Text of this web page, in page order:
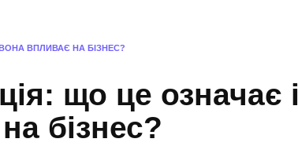
ВПЛИВАЄ НА БІЗНЕС?
що це означає і
бізнес?